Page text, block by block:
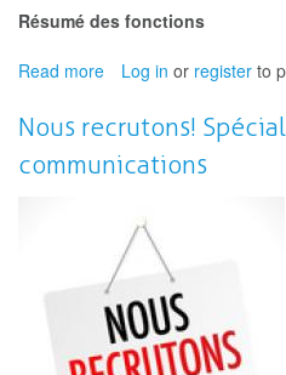
Résumé des fonctions
Read more about
recrutons!
Coordonnateur/trice
de
recherche
de
la
base
de
données
Log in or register to
Nous recrutons!
communications